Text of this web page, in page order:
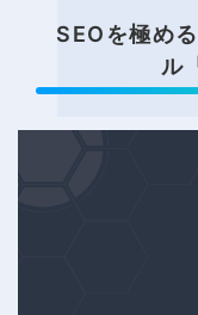
SEOを極め
ル